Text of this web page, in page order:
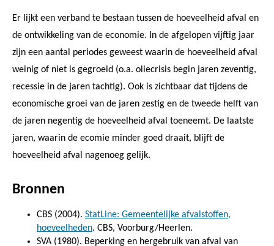
Er lijkt een verband te bestaan tussen de hoeveelheid afval en
de ontwikkeling van de economie. In de afgelopen vijftig jaar
zijn een aantal periodes geweest waarin de hoeveelheid afval
weinig of niet is gegroeid (o.a. oliecrisis begin jaren zeventig,
recessie in de jaren tachtig). Ook is zichtbaar dat tijdens de
economische groei van de jaren zestig en de tweede helft van
de jaren negentig de hoeveelheid afval toeneemt. De laatste
jaren, waarin de ecomie minder goed draait, blijft de
hoeveelheid afval nagenoeg gelijk.
Bronnen
CBS (2004). StatLine: Gemeentelijke afvalstoffen,
hoeveelheden. CBS, Voorburg/Heerlen.
SVA (1980). Beperking en hergebruik van afval van